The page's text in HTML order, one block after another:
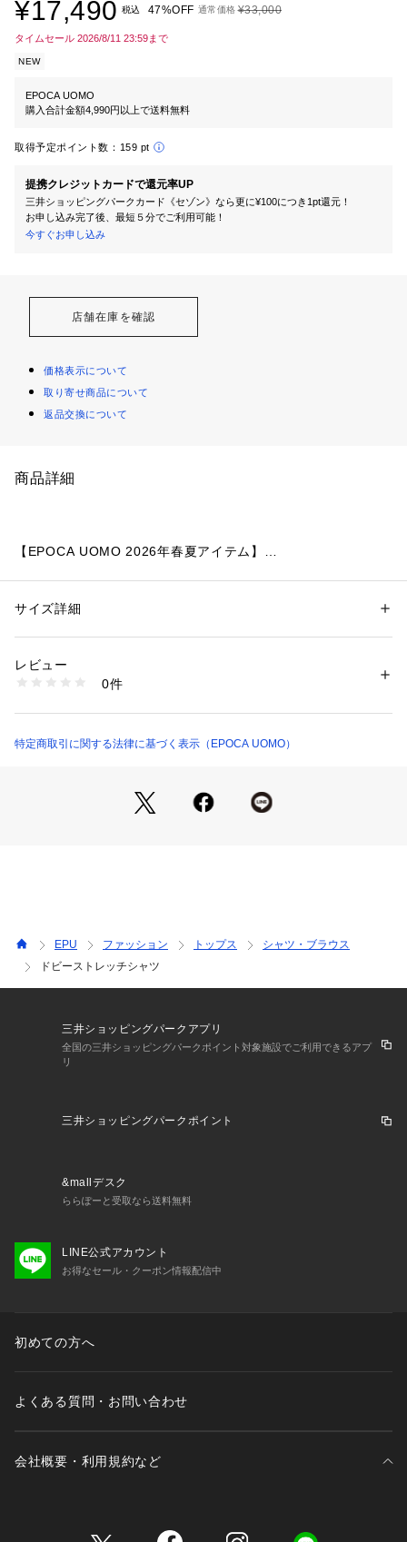
¥17,490 税込 47%OFF 通常価格 ¥33,000
タイムセール 2026/8/11 23:59まで
NEW
EPOCA UOMO
購入合計金額4,990円以上で送料無料
取得予定ポイント数： 159 pt
提携クレジットカードで還元率UP
三井ショッピングパークカード《セゾン》なら更に¥100につき1pt還元！
お申し込み完了後、最短５分でご利用可能！
今すぐお申し込み
店舗在庫を確認
価格表示について
取り寄せ商品について
返品交換について
商品詳細
【EPOCA UOMO 2026年春夏アイテム】
一見無地に見えますが、細かい柄を入れて織り密度を詰めるこ
とで、程よいハリ感を持たせた他とは一線を画す素材となって
ングヒットアイテム。
イメージ、サイズ、品質表示、原産国等が異なる場合がござい
ます。
性別：メンズ
素材：綿100%
商品番号：
M1M08720-- （ショップ）
サイズ詳細
レビュー
0件
特定商取引に関する法律に基づく表示（EPOCA UOMO）
EPU ファッション トップス
シャツ・ブラウス
ドビーストレッチシャツ
三井ショッピングパークアプリ
全国の三井ショッピングパークポイント対象施設でご利用できるアプ
リ
三井ショッピングパークポイント
&mallデスク
ららぽーと受取なら送料無料
LINE公式アカウント
お得なセール・クーポン情報配信中
初めての方へ
よくある質問・お問い合わせ
会社概要・利用規約など